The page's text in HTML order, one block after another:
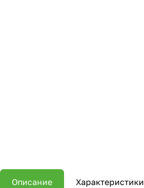
Описание Характеристики